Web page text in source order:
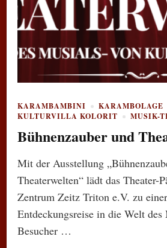
KARAMBAMBINI
KARAMBOLAGE
KULTURVILLA KOLORIT
MUSIK-
Bühnenzauber und
Mit der Ausstellung
Theaterwelten“ lädt das Theater-
Zentrum Zeitz Triton e.V. zu
Entdeckungsreise in die Welt
Besucher …